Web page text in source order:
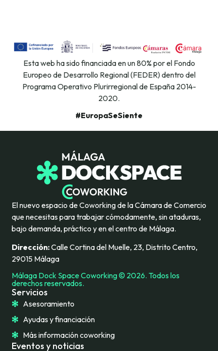
Esta web ha sido financiada en un 80% por el Fondo
Europeo de Desarrollo Regional (FEDER) dentro del
Programa Operativo Plurirregional de España 2014-
2020.
#EuropaSeSiente
Servicios
Asesoramiento
Ayudas y financiación
Más información coworking
Eventos y noticias
El nuevo espacio de Coworking de la Cámara de Comercio
que necesitas para trabajar cómodamente, sin ataduras,
bajo demanda, práctico y en el centro de Málaga.
Dirección:Calle Cortina del Muelle, 23, Distrito Centro,
29015 Málaga
Málaga Dock Space Coworking © 2026. Todos los
derechos reservados.